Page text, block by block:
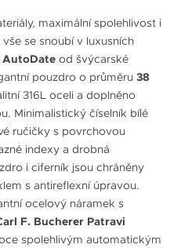
maximální spolehlivost i
se snoubí v luxusních
AutoDate od švýcarské
pouzdro o průměru 38
316L oceli a doplněno
Minimalistický číselník bílé
ručičky s povrchovou
indexy a drobná
i ciferník jsou chráněny
s antireflexní úpravou.
ocelový náramek s
F. Bucherer Patravi
spolehlivým automatickým